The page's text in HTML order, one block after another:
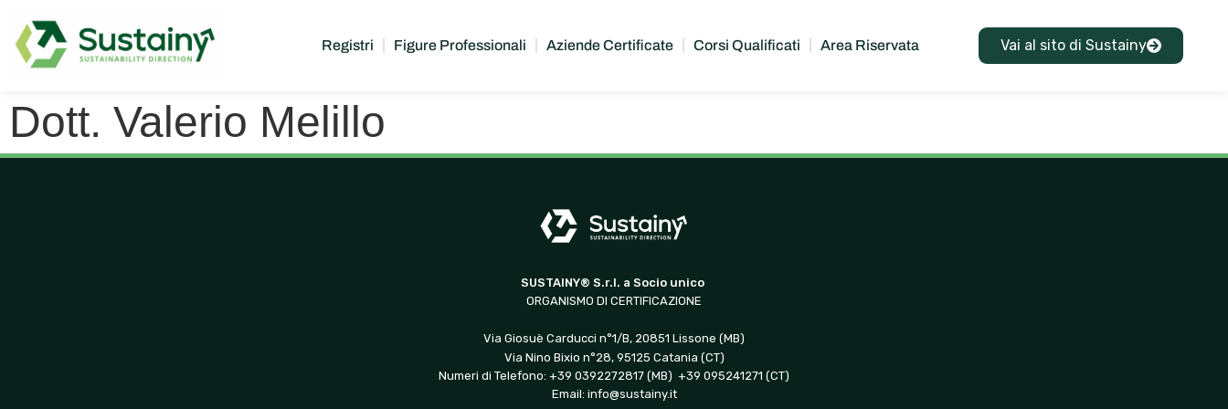
Registri Figure Professionali Aziende Certificate Corsi Qualificati Area Riservata Vai al sito di Sustainy
Dott. Valerio Melillo
SUSTAINY® S.r.l. a Socio unico
ORGANISMO DI CERTIFICAZIONE
Via Giosuè Carducci n°1/B, 20851 Lissone (MB)
Via Nino Bixio n°28, 95125 Catania (CT)
Numeri di Telefono: +39 0392272817 (MB) +39 095241271 (CT)
Email: info@sustainy.it